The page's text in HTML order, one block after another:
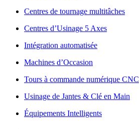
Centres de tournage multitâches
Centres d’Usinage 5 Axes
Intégration automatisée
Machines d’Occasion
Tours à commande numérique CNC
Usinage de Jantes & Clé en Main
Équipements Intelligents